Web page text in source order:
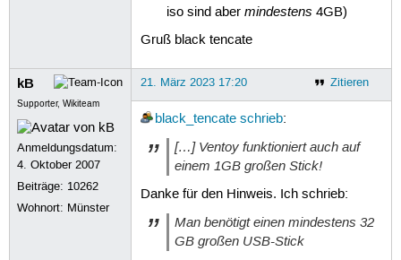
iso sind abermindestens 4GB)
Gruß black tencate
kB
Supporter, Wikiteam
Anmeldungsdatum:
4. Oktober 2007
Beiträge: 10262
Wohnort: Münster
Zitieren
21. März 2023 17:20
black_tencate schrieb:
[…] Ventoy funktioniert auch auf
einem 1GB großen Stick!
Danke für den Hinweis. Ich schrieb:
Man benötigt einen mindestens 32
GB großen USB-Stick